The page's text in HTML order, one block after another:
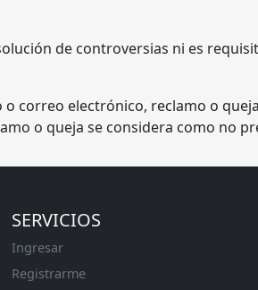
de controversias ni es
correo electrónico, reclamo o
o queja se considera como no
SERVICIOS
Ingresar
Registrarme